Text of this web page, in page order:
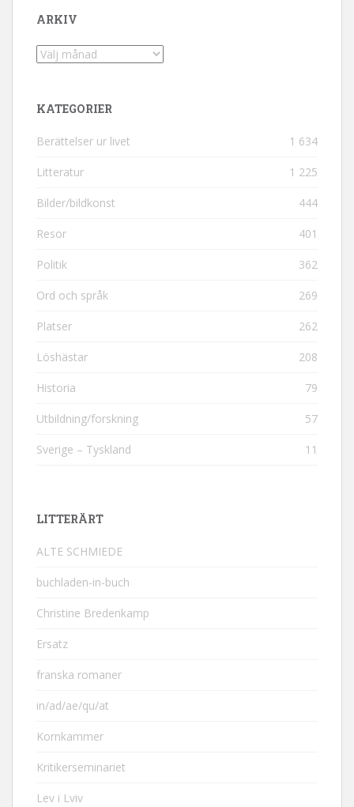
ARKIV
Arkiv
KATEGORIER
Berättelser ur livet 1 634
Litteratur 1 225
Bilder/bildkonst 444
Resor 401
Politik 362
Ord och språk 269
Platser 262
Löshästar 208
Historia 79
Utbildning/forskning 57
Sverige – Tyskland 11
LITTERÄRT
ALTE SCHMIEDE
buchladen-in-buch
Christine Bredenkamp
Ersatz
franska romaner
in/ad/ae/qu/at
Kornkammer
Kritikerseminariet
Lev i Lviv